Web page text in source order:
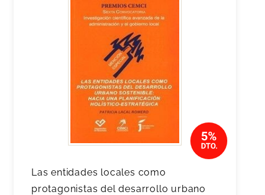
Las entidades locales como
protagonistas del desarrollo urbano